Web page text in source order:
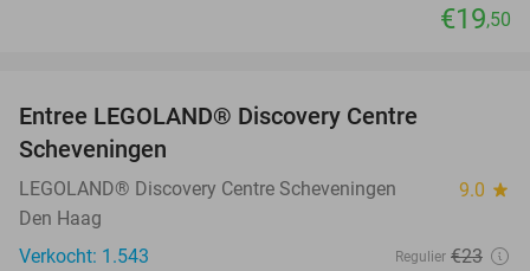
€19,50
Entree LEGOLAND® Discovery Centre
Scheveningen
LEGOLAND® Discovery Centre Scheveningen 9.0 star
Den Haag
Verkocht: 1.543
Regulier €23